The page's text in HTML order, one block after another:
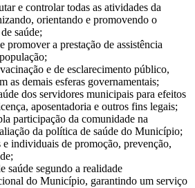
e controlar todas as atividades da
orientando e promovendo o
saúde;
promover a prestação de assistência
e de esclarecimento público,
as demais esferas governamentais;
dos servidores municipais para efeitos
aposentadoria e outros fins legais;
participação da comunidade na
da política de saúde do Município;
individuais de promoção, prevenção,
saúde segundo a realidade
do Município, garantindo um serviço